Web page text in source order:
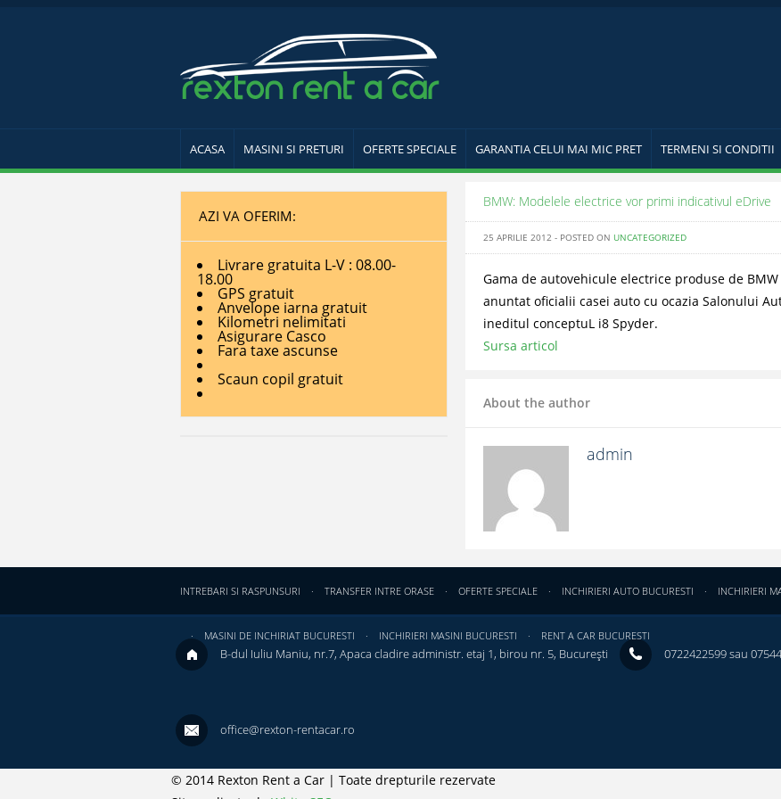
ACASA MASINI SI PRETURI OFERTE SPECIALE GARANTIA CELUI MAI MIC PRET TERMENI SI CONDITII
BMW: Modelele electrice vor primi indicativul eDrive
25 APRILIE 2012 - POSTED ON UNCATEGORIZED
Gama de autovehicule electrice produse de
anuntat oficialii casei auto cu ocazia Salonului
ineditul conceptuL i8 Spyder.
Sursa articol
About the author
admin
AZI VA OFERIM:
Livrare gratuita L-V : 08.00-
18.00
GPS gratuit
Anvelope iarna gratuit
Kilometri nelimitati
Asigurare Casco
Fara taxe ascunse
Scaun copil gratuit
INTREBARI SI RASPUNSURI TRANSFER INTRE ORASE OFERTE SPECIALE INCHIRIERI AUTO BUCURESTI INCHIRIERI
MASINI DE INCHIRIAT BUCURESTI INCHIRIERI MASINI BUCURESTI RENT A CAR BUCURESTI
B-dul Iuliu Maniu, nr.7, Apaca cladire administr. etaj 1, birou nr. 5, București ‎ 0722422599 sau
office@rexton-rentacar.ro
© 2014 Rexton Rent a Car | Toate drepturile rezervate